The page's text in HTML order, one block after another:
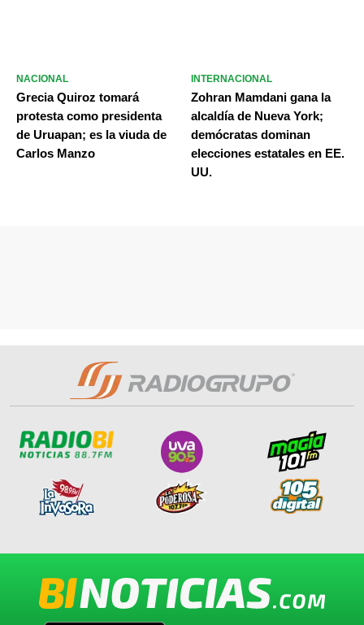
NACIONAL
Grecia Quiroz tomará
protesta como presidenta
de Uruapan; es la viuda de
Carlos Manzo
INTERNACIONAL
Zohran Mamdani gana la
alcaldía de Nueva York;
demócratas dominan
elecciones estatales en EE.
UU.